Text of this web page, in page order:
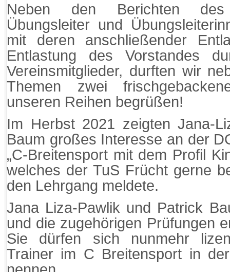
Neben den Berichten des
Übungsleiter und
mit deren anschließender
Entlastung des Vorstandes
Vereinsmitglieder, durften wir
Themen zwei
unseren Reihen begrüßen!
Im Herbst 2021 zeigten Jana-
Baum großes Interesse an der
„C-Breitensport mit dem Profil
welches der TuS Frücht gerne
den Lehrgang meldete.
Jana Liza-Pawlik und Patrick
und die zugehörigen Prüfungen
Sie dürfen sich nunmehr
Trainer im C Breitensport in